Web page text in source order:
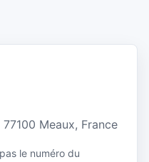
Meaux, France
le numéro du